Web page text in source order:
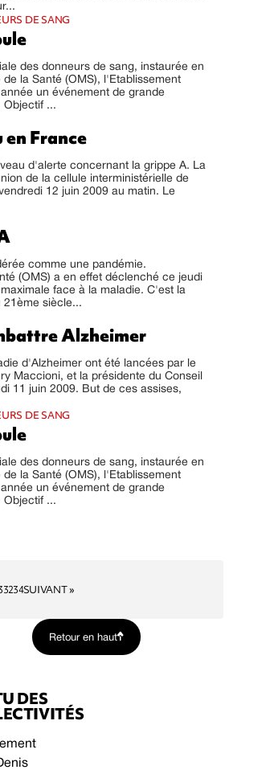
DE SANG
des donneurs de sang, instaurée en
la Santé (OMS), l'Etablissement
un événement de grande
Objectif ...
en France
d'alerte concernant la grippe A. La
de la cellule interministérielle de
12 juin 2009 au matin. Le
comme une pandémie.
(OMS) a en effet déclenché ce jeudi
face à la maladie. C'est la
21ème siècle...
Alzheimer
d'Alzheimer ont été lancées par le
Maccioni, et la présidente du Conseil
11 juin 2009. But de ces assises,
DE SANG
des donneurs de sang, instaurée en
la Santé (OMS), l'Etablissement
un événement de grande
Objectif ...
234SUIVANT »
Retour en haut
DES